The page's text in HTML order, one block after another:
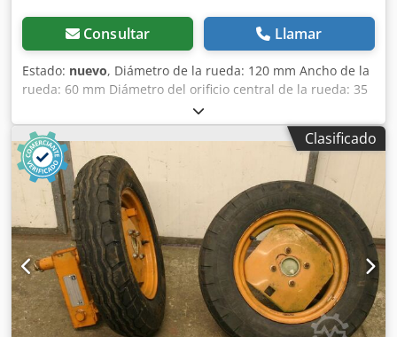
Consultar Llamar
Estado: nuevo, Diámetro de la rueda: 120 mm Ancho de la
rueda: 60 mm Diámetro del orificio central de la rueda: 35
Clasificado